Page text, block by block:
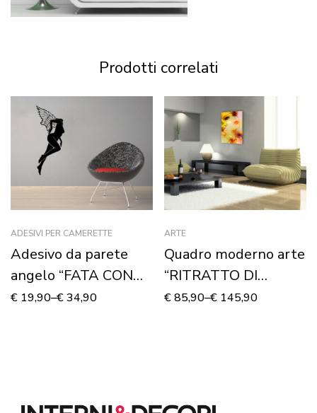
Prodotti correlati
ADESIVI PER CAMERETTE
Adesivo da parete
angelo “FATA CON
ALI” – Adesivo murale
€ 19,90–€34,90
ARTE
Quadro moderno arte
“RITRATTO DI
DONNA CON FIORI”
€85,90–€ 145,90